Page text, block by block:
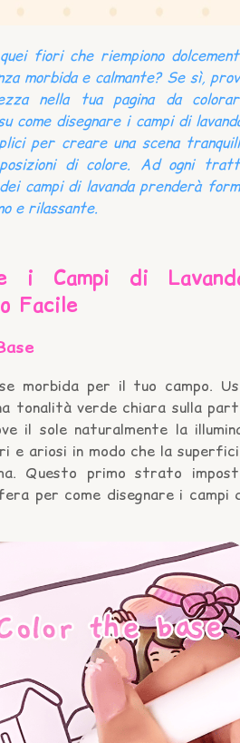
fiori che riempiono
morbida e calmante? Se sì,
nella tua pagina da
come disegnare i campi di
per creare una scena
di colore. Ad ogni
campi di lavanda prenderà
e rilassante.
i Campi di
Facile
morbida per il tuo campo.
tonalità verde chiara sulla
il sole naturalmente la
e ariosi in modo che la
Questo primo strato
per come disegnare i campi